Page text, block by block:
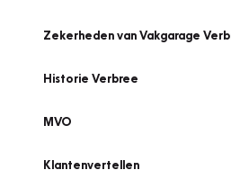
Zekerheden van Vakgarage
Historie Verbree
MVO
Klantenvertellen